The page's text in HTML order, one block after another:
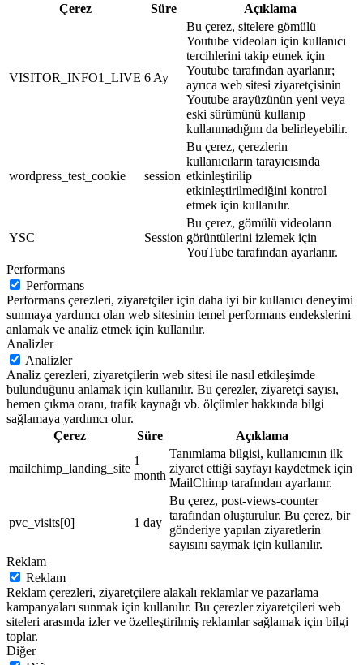
Çerez
Süre Açıklama
VISITOR_INFO1_LIVE 6 Ay
Bu çerez, sitelere gömülü
Youtube videoları için kullanıcı
tercihlerini takip etmek için
Youtube tarafından ayarlanır;
ayrıca web sitesi ziyaretçisinin
Youtube arayüzünün yeni veya
eski sürümünü kullanıp
kullanmadığını da belirleyebilir.
wordpress_test_cookie session
Bu çerez, çerezlerin
kullanıcıların tarayıcısında
etkinleştirilip
etkinleştirilmediğini kontrol
etmek için kullanılır.
YSC Session
Bu çerez, gömülü videoların
görüntülerini izlemek için
YouTube tarafından ayarlanır.
Performans
Performans
Performans çerezleri, ziyaretçiler için daha iyi bir kullanıcı deneyimi
sunmaya yardımcı olan web sitesinin temel performans endekslerini
anlamak ve analiz etmek için kullanılır.
Analizler
Analizler
Analiz çerezleri, ziyaretçilerin web sitesi ile nasıl etkileşimde
bulunduğunu anlamak için kullanılır. Bu çerezler, ziyaretçi sayısı,
hemen çıkma oranı, trafik kaynağı vb. ölçümler hakkında bilgi
sağlamaya yardımcı olur.
Çerez
Süre Açıklama
mailchimp_landing_site
1
month
Tanımlama bilgisi, kullanıcının ilk
ziyaret ettiği sayfayı kaydetmek için
MailChimp tarafından ayarlanır.
pvc_visits[0] 1 day
Bu çerez, post-views-counter
tarafından oluşturulur. Bu çerez, bir
gönderiye yapılan ziyaretlerin
sayısını saymak için kullanılır.
Reklam
Reklam
Reklam çerezleri, ziyaretçilere alakalı reklamlar ve pazarlama
kampanyaları sunmak için kullanılır. Bu çerezler ziyaretçileri web
siteleri arasında izler ve özelleştirilmiş reklamlar sağlamak için bilgi
toplar.
Diğer